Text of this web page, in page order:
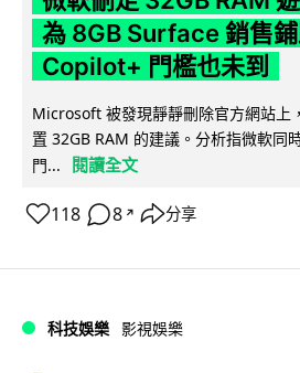
為 8GB Surface 銷售
Copilot+ 門檻也未到
Microsoft 被發現靜靜刪除官方網站上
置 32GB RAM 的建議。分析指微軟同
門...
閱讀全文
118 8 ↗ 分享
科技娛樂 影視娛樂